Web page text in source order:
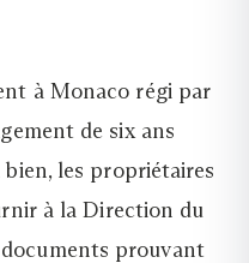
à Monaco régi par
de six ans
les propriétaires
à la Direction du
prouvant